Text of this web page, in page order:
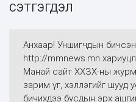
СЭТГЭГДЭЛ
Анхаар! Уншигчдын бичсэн
http://mmnews.mn
Манай сайт ХХЗХ-ны
зарим үг, хэллэгийг шууд
бичихдээ бусдын эрх